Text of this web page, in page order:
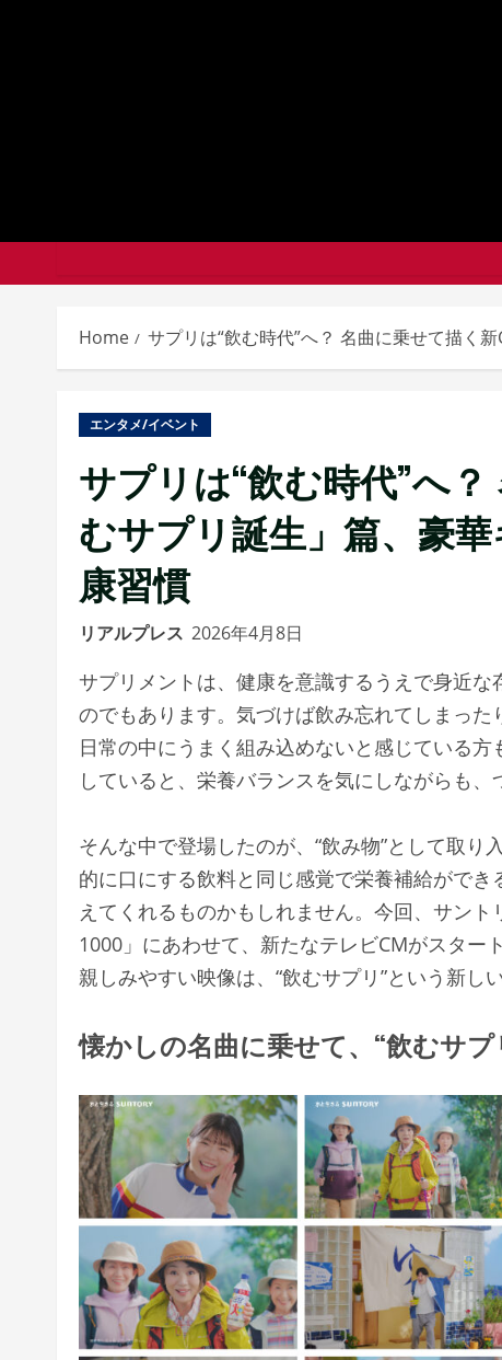
Home サプリは“飲む時代”へ？ 名曲に乗せて描く
エンタメ/イベント
サプリは“飲む時代”へ
むサプリ誕⽣」篇、豪
康習慣
リアルプレス 2026年4月8日
サプリメントは、健康を意識するうえで身近
のでもあります。気づけば飲み忘れてしまった
日常の中にうまく組み込めないと感じている
していると、栄養バランスを気にしながらも
そんな中で登場したのが、“飲み物”として取
的に口にする飲料と同じ感覚で栄養補給がで
えてくれるものかもしれません。今回、サン
1000」にあわせて、新たなテレビCMがスター
親しみやすい映像は、“飲むサプリ”という新し
懐かしの名曲に乗せて、“飲むサプ